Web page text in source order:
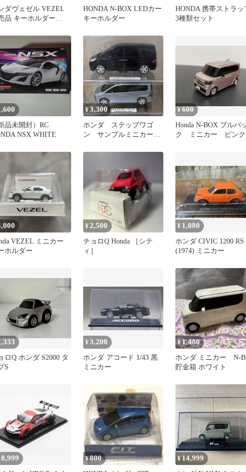
ダヴェゼル VEZEL
品 キーホルダー
HONDA N-BOX LEDカー
キーホルダー
HONDA 携帯ストラッ
3種類セット
品未開封）RC
NSX WHITE
¥3,300
ホンダ ステップワゴ
ン サンプルミニカー
プル
¥600
Honda N-BOX プルバ
ク ミニカー ピンク
VEZEL ミニカー
ホルダー
¥2,500
チョロQ Honda ［シテ
ィ］
¥ 1,080
ホンダ CIVIC 1200 RS
(1974) ミニカー
ロQ ホンダ S2000 タ
S
¥3,200
ホンダ アコード 1/43 黒
ミニカー
¥1,480
ホンダ ミニカー N-
貯金箱 ホワイト
¥800 ¥ 14,999